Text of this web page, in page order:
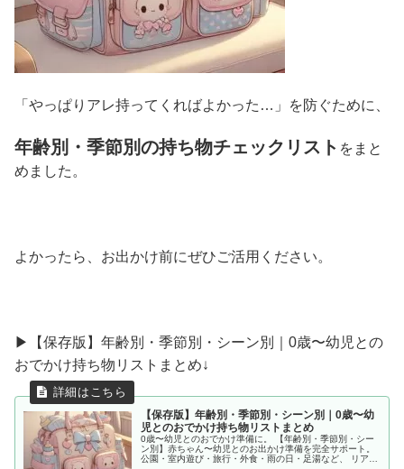
「やっぱりアレ持ってくればよかった…」を防ぐために、
年齢別・季節別の持ち物チェックリスト をまと
めました。
よかったら、お出かけ前にぜひご活用ください。
▶︎【保存版】年齢別・季節別・シーン別｜0歳〜幼児との
おでかけ持ち物リストまとめ↓
【保存版】年齢別・季節別・シーン別｜0歳〜幼
児とのおでかけ持ち物リストまとめ
0歳〜幼児とのおでかけ準備に。 【年齢別・季節別・シー
ン別】赤ちゃん〜幼児とのお出かけ準備を完全サポート。
公園・室内遊び・旅行・外食・雨の日・足湯など、 リアル